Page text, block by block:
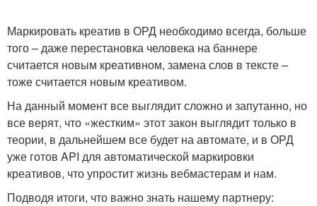
Маркировать креатив в ОРД необходимо всегда, больше
того – даже перестановка человека на баннере
считается новым креативном, замена слов в тексте –
тоже считается новым креативом.
На данный момент все выглядит сложно и запутанно, но
все верят, что «жестким» этот закон выглядит только в
теории, в дальнейшем все будет на автомате, и в ОРД
уже готов API для автоматической маркировки
креативов, что упростит жизнь вебмастерам и нам.
Подводя итоги, что важно знать нашему партнеру: